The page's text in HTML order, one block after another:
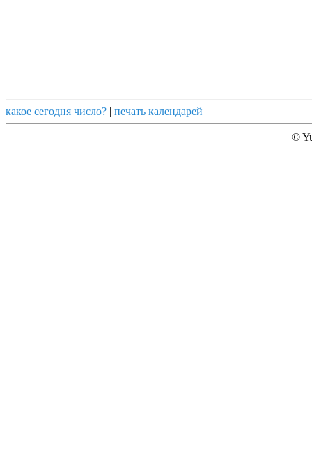
какое сегодня число? | печать календарей
©